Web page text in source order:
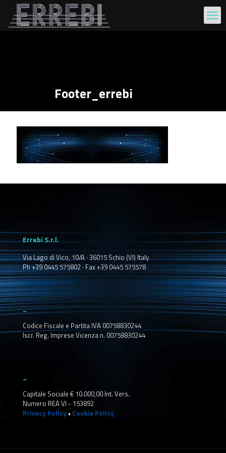
Footer_errebi
Errebi S.r.l.
Via Lago di Vico, 10/A · 36015 Schio (VI) Italy
Ph +39 0445 575802 · Fax +39 0445 575578
_
Codice Fiscale e Partita IVA 00758830244
Iscr. Reg. Imprese Vicenza n. 00758830244
Capitale Sociale € 10.000,00 Int. Vers.
Numero REA VI - 153892
Privacy Policy • Cookie Policy